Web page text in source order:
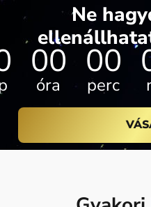
Ne
00
óra
00
perc